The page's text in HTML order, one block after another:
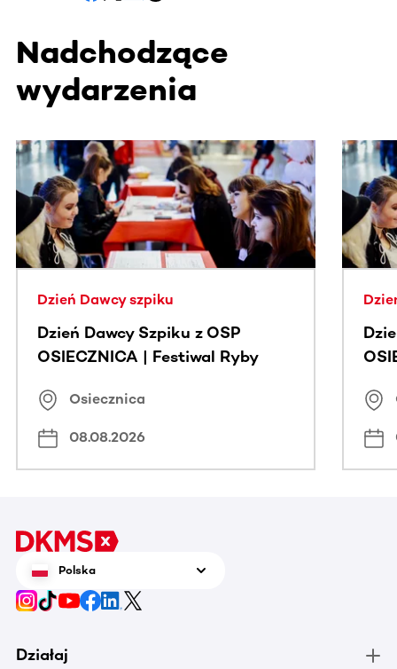
Nadchodzące
wydarzenia
Ta sekcja zawiera treści przewijane w poziomie. Użyj
Dzień Dawcy szpiku
Dzień Dawcy Szpiku z OSP
OSIECZNICA | Festiwal Ryby
Osiecznica
08.08.2026
Polska
Działaj